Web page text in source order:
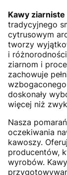
Kawy
tradycyjnego
cytrusowym
tworzy
i
ziarnom i
zachowuje
doskonały
więcej niż
Nasza
oczekiwania
kawoszy.
producentów,
wyrobów.